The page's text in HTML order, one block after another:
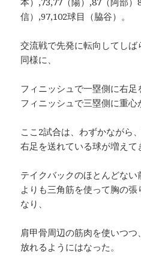
信）,97,102球目（脇谷）。
交流戦で先発に転向してし
同様に、
フィニッシュで一塁側に右足
フィニッシュで三塁側に重心
ここ2試合は、わずかながら
右足を送れている球が増えて
テイクバックのほとんどな
よりも三角筋を使って胸の
なり、
肩甲骨周辺の筋肉を使いつ
放れるようにはなった。